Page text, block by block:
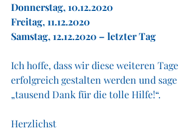
Donnerstag, 10.12.2020
Freitag, 11.12.2020
Samstag, 12.12.2020 – letzter Tag
Ich hoffe, dass wir diese weiteren Tage
erfolgreich gestalten werden und sage
„tausend Dank für die tolle Hilfe!“.
Herzlichst